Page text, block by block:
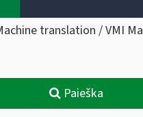
translation / VMI
Paieška